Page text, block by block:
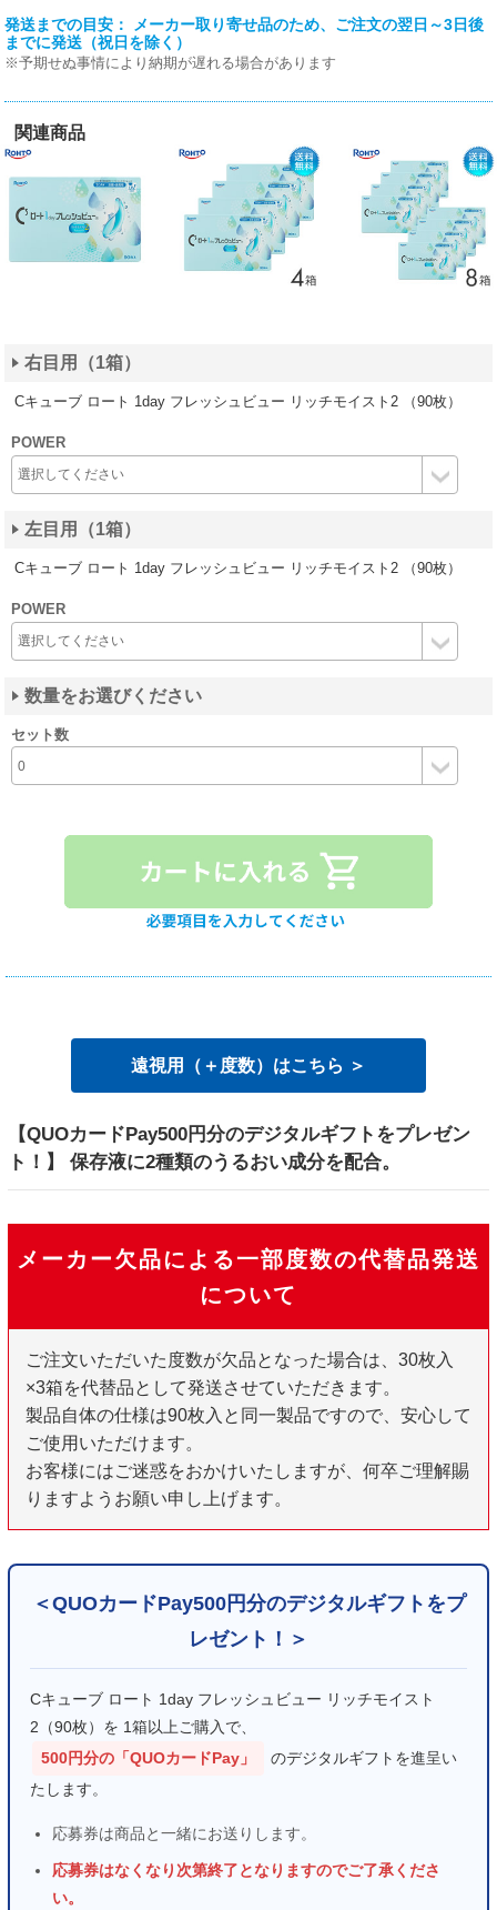
発送までの目安： メーカー取り寄せ品のため、ご注文の翌日～3日後
までに発送（祝日を除く）
※予期せぬ事情により納期が遅れる場合があります
関連商品
右目用（1箱）
Cキューブ ロート 1day フレッシュビュー リッチモイスト2 （90枚）
POWER
左目用（1箱）
Cキューブ ロート 1day フレッシュビュー リッチモイスト2 （90枚）
POWER
数量をお選びください
セット数
遠視用（＋度数）はこちら ＞
【QUOカードPay500円分のデジタルギフトをプレゼン
ト！】 保存液に2種類のうるおい成分を配合。
メーカー欠品による一部度数の代替品発送
について
ご注文いただいた度数が欠品となった場合は、30枚入
×3箱を代替品として発送させていただきます。
製品自体の仕様は90枚入と同一製品ですので、安心して
ご使用いただけます。
お客様にはご迷惑をおかけいたしますが、何卒ご理解賜
りますようお願い申し上げます。
＜QUOカードPay500円分のデジタルギフトをプ
レゼント！＞
Cキューブ ロート 1day フレッシュビュー リッチモイスト
2（90枚）を 1箱以上ご購入で、
500円分の「QUOカードPay」
のデジタルギフトを進呈い
たします。
応募券は商品と一緒にお送りします。
応募券はなくなり次第終了となりますのでご了承くださ
い。